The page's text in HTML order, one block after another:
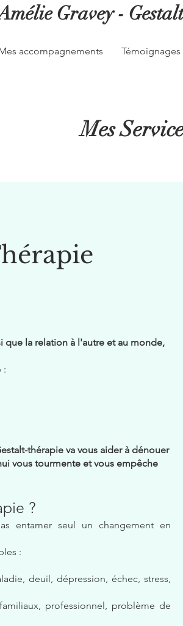
Gravey -
accompagnements Témoignages
Mes
que la relation à l'autre et au monde,
:
thérapie va vous aider à dénouer
vous tourmente et vous empêche
?
entamer seul un changement en
:
deuil, dépression, échec, stress,
professionnel, problème de